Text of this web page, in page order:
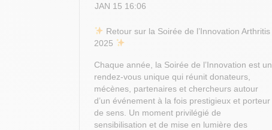
JAN 15 16:06
​ Retour sur la Soirée de l’Innovation Arthritis
2025
Chaque année, la Soirée de l’Innovation est un
rendez-vous unique qui réunit donateurs,
mécènes, partenaires et chercheurs autour
d’un événement à la fois prestigieux et porteur
de sens. Un moment privilégié de
sensibilisation et de mise en lumière des